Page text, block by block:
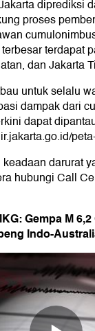
diprediksi
proses
terdapat
dan Jakarta
untuk selalu
dampak dari
dapat
darurat
hubungi Call
Gempa M
Indo-